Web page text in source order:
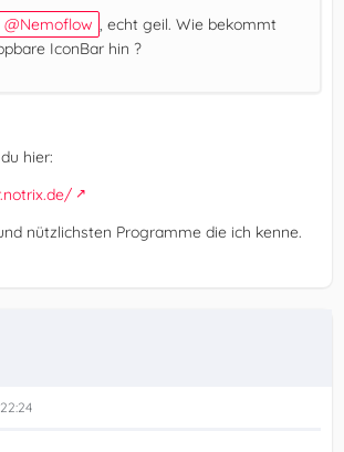
Nemoflow , echt geil. Wie bekommt
IconBar hin ?
hier:
nützlichsten Programme die ich kenne.